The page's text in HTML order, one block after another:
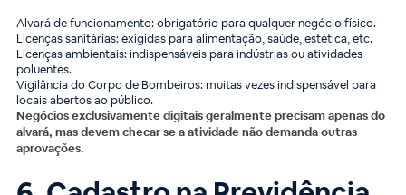
Alvará de funcionamento: obrigatório para qualquer negócio físico.
Licenças sanitárias: exigidas para alimentação, saúde, estética, etc.
Licenças ambientais: indispensáveis para indústrias ou atividades
poluentes.
Vigilância do Corpo de Bombeiros: muitas vezes indispensável para
locais abertos ao público.
Negócios exclusivamente digitais geralmente precisam apenas do
alvará, mas devem checar se a atividade não demanda outras
aprovações.